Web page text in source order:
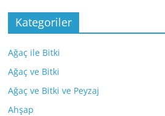
Kategoriler
Ağaç ile Bitki
Ağaç ve Bitki
Ağaç ve Bitki ve Peyzaj
Ahşap